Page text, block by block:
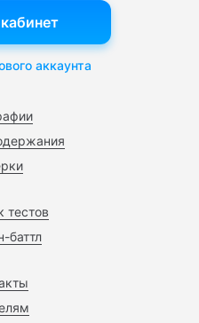
тестов
баттл
аккаунта